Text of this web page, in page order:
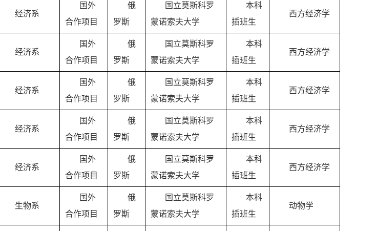
经济系
国外
合作项目
俄
罗斯
国立莫斯科罗
蒙诺索夫大学
本科
插班生
西方经济学
经济系
国外
合作项目
俄
罗斯
国立莫斯科罗
蒙诺索夫大学
本科
插班生
西方经济学
经济系
国外
合作项目
俄
罗斯
国立莫斯科罗
蒙诺索夫大学
本科
插班生
西方经济学
经济系
国外
合作项目
俄
罗斯
国立莫斯科罗
蒙诺索夫大学
本科
插班生
西方经济学
经济系
国外
合作项目
俄
罗斯
国立莫斯科罗
蒙诺索夫大学
本科
插班生
西方经济学
生物系
国外
合作项目
俄
罗斯
国立莫斯科罗
蒙诺索夫大学
本科
插班生
动物学